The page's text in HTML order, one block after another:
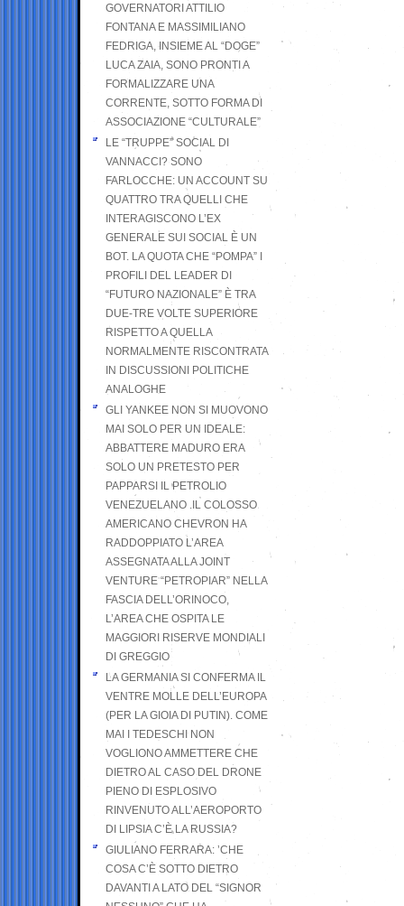
GOVERNATORI ATTILIO
FONTANA E MASSIMILIANO
FEDRIGA, INSIEME AL “DOGE”
LUCA ZAIA, SONO PRONTI A
FORMALIZZARE UNA
CORRENTE, SOTTO FORMA DI
ASSOCIAZIONE “CULTURALE”
LE “TRUPPE” SOCIAL DI
VANNACCI? SONO
FARLOCCHE: UN ACCOUNT SU
QUATTRO TRA QUELLI CHE
INTERAGISCONO L’EX
GENERALE SUI SOCIAL È UN
BOT. LA QUOTA CHE “POMPA” I
PROFILI DEL LEADER DI
“FUTURO NAZIONALE” È TRA
DUE-TRE VOLTE SUPERIORE
RISPETTO A QUELLA
NORMALMENTE RISCONTRATA
IN DISCUSSIONI POLITICHE
ANALOGHE
GLI YANKEE NON SI MUOVONO
MAI SOLO PER UN IDEALE:
ABBATTERE MADURO ERA
SOLO UN PRETESTO PER
PAPPARSI IL PETROLIO
VENEZUELANO .IL COLOSSO
AMERICANO CHEVRON HA
RADDOPPIATO L’AREA
ASSEGNATA ALLA JOINT
VENTURE “PETROPIAR” NELLA
FASCIA DELL’ORINOCO,
L’AREA CHE OSPITA LE
MAGGIORI RISERVE MONDIALI
DI GREGGIO
LA GERMANIA SI CONFERMA IL
VENTRE MOLLE DELL’EUROPA
(PER LA GIOIA DI PUTIN). COME
MAI I TEDESCHI NON
VOGLIONO AMMETTERE CHE
DIETRO AL CASO DEL DRONE
PIENO DI ESPLOSIVO
RINVENUTO ALL’AEROPORTO
DI LIPSIA C’È LA RUSSIA?
GIULIANO FERRARA: ’CHE
COSA C’È SOTTO DIETRO
DAVANTI A LATO DEL “SIGNOR